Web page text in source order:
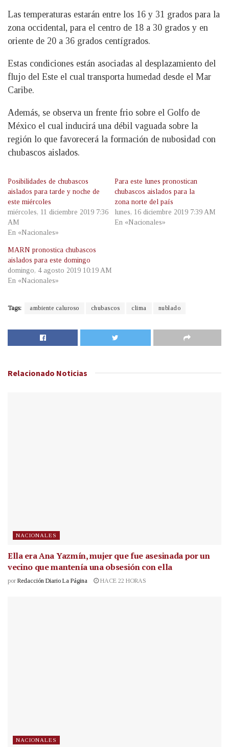
Las temperaturas estarán entre los 16 y 31 grados para la
zona occidental, para el centro de 18 a 30 grados y en
oriente de 20 a 36 grados centígrados.
Estas condiciones están asociadas al desplazamiento del
flujo del Este el cual transporta humedad desde el Mar
Caribe.
Además, se observa un frente frio sobre el Golfo de
México el cual inducirá una débil vaguada sobre la
región lo que favorecerá la formación de nubosidad con
chubascos aislados.
Posibilidades de chubascos
aislados para tarde y noche de
este miércoles
miércoles, 11 diciembre 2019 7:36
AM
En «Nacionales»
Para este lunes pronostican
chubascos aislados para la
zona norte del país
lunes, 16 diciembre 2019 7:39 AM
En «Nacionales»
MARN pronostica chubascos
aislados para este domingo
domingo, 4 agosto 2019 10:19 AM
En «Nacionales»
Tags: ambiente caluroso chubascos clima nublado
Relacionado Noticias
NACIONALES
Ella era Ana Yazmín, mujer que fue asesinada por un
vecino que mantenía una obsesión con ella
por Redacción Diario La Página HACE 22 HORAS
NACIONALES